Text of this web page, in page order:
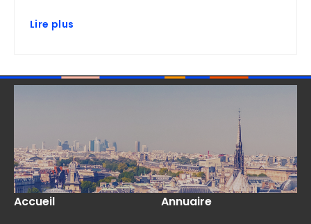
Lire plus
Accueil
Annuaire